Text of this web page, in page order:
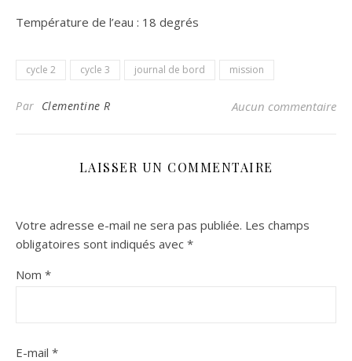
Température de l’eau : 18 degrés
cycle 2 cycle 3 journal de bord mission
Par Clementine R Aucun commentaire
LAISSER UN COMMENTAIRE
Votre adresse e-mail ne sera pas publiée. Les champs
obligatoires sont indiqués avec *
Nom *
E-mail *